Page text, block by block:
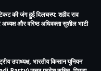
की जंग हुई दिलचस्प: शहीद राव
और वरिष्ठ अधिवक्ता सुशील भाटी
उपाध्यक्ष, भारतीय किसान यूनियन